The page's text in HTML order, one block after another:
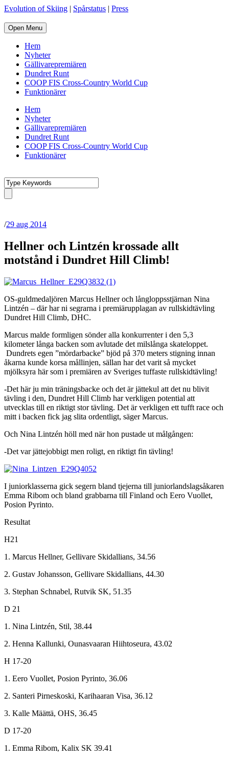
Evolution of Skiing | Spårstatus | Press
Open Menu
Hem
Nyheter
Gällivarepremiären
Dundret Runt
COOP FIS Cross-Country World Cup
Funktionärer
Hem
Nyheter
Gällivarepremiären
Dundret Runt
COOP FIS Cross-Country World Cup
Funktionärer
/29 aug 2014
Hellner och Lintzén krossade allt
motstånd i Dundret Hill Climb!
OS-guldmedaljören Marcus Hellner och långloppsstjärnan Nina
Lintzén – där har ni segrarna i premiärupplagan av rullskidtävling
Dundret Hill Climb, DHC.
Marcus malde formligen sönder alla konkurrenter i den 5,3
kilometer långa backen som avlutade det milslånga skateloppet.
Dundrets egen ”mördarbacke” bjöd på 370 meters stigning innan
åkarna kunde korsa mållinjen, sällan har det varit så mycket
mjölksyra här som i premiären av Sveriges tuffaste rullskidtävling!
-Det här ju min träningsbacke och det är jättekul att det nu blivit
tävling i den, Dundret Hill Climb har verkligen potential att
utvecklas till en riktigt stor tävling. Det är verkligen ett tufft race och
mitt i backen fick jag slita ordentligt, säger Marcus.
Och Nina Lintzén höll med när hon pustade ut målgången:
-Det var jättejobbigt men roligt, en riktigt fin tävling!
I juniorklasserna gick segern bland tjejerna till juniorlandslagsåkaren
Emma Ribom och bland grabbarna till Finland och Eero Vuollet,
Posion Pyrinto.
Resultat
H21
1. Marcus Hellner, Gellivare Skidallians, 34.56
2. Gustav Johansson, Gellivare Skidallians, 44.30
3. Stephan Schnabel, Rutvik SK, 51.35
D 21
1. Nina Lintzén, Stil, 38.44
2. Henna Kallunki, Ounasvaaran Hiihtoseura, 43.02
H 17-20
1. Eero Vuollet, Posion Pyrinto, 36.06
2. Santeri Pirneskoski, Karihaaran Visa, 36.12
3. Kalle Määttä, OHS, 36.45
D 17-20
1. Emma Ribom, Kalix SK 39.41